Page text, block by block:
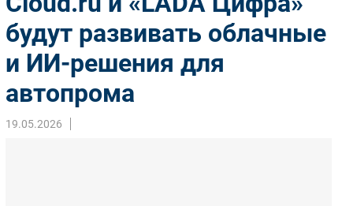
Импорто­замещение
Автоматизация Промышленности
Интернет
Мобильная связь
Фиксированная связь
Интеграция
будут развивать облачные
и ИИ-решения для
автопрома
19.05.2026